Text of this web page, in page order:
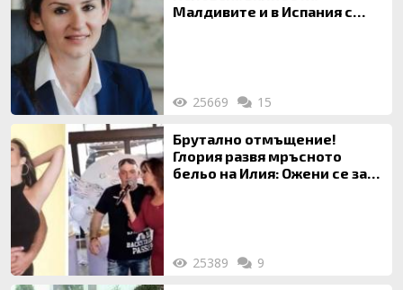
Малдивите и в Испания с
25669 15
Брутално отмъщение!
Глория развя мръсното
бельо на Илия: Ожени се за
25389 9